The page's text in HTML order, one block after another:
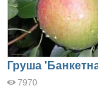
Груша
7970